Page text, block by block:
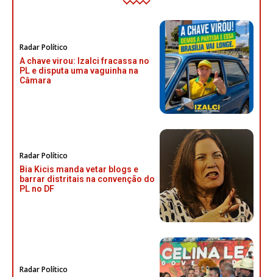
Radar Político
A chave virou: Izalci fracassa no
PL e disputa uma vaguinha na
Câmara
Radar Político
Bia Kicis manda vetar blogs e
barrar distritais na convenção do
PL no DF
Radar Político